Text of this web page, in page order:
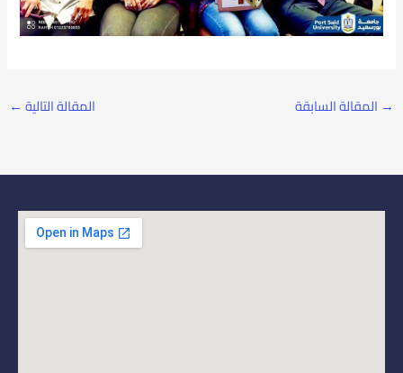
→ المقالة السابقة المقالة التالية ←